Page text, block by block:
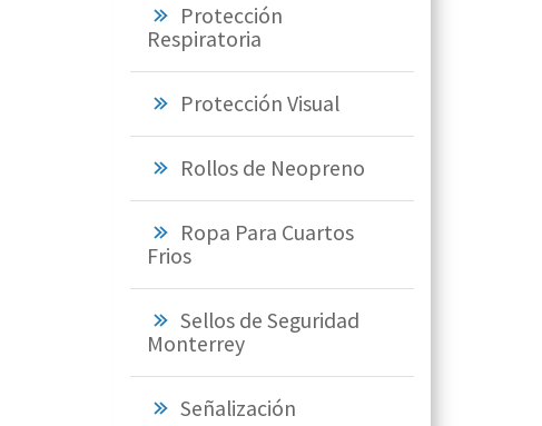
Protección
Respiratoria
Protección Visual
Rollos de Neopreno
Ropa Para Cuartos
Frios
Sellos de Seguridad
Monterrey
Señalización